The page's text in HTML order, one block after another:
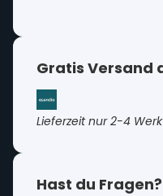
Gratis Versand
Lieferzeit nur 2-4
Hast du Fragen?